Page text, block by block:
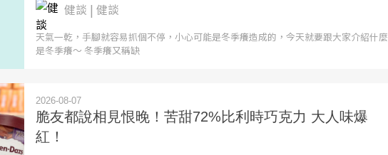
健談 | 健談
天氣一乾，手腳就容易抓個不停，小心可能是冬季癢造成的，今天就要跟大家介紹什麼
是冬季癢～ 冬季癢又稱缺